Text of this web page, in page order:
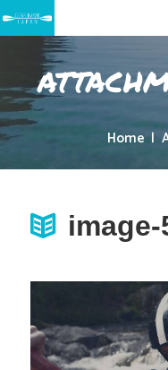
Home
image-